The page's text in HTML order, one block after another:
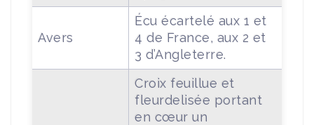
Avers
Écu écartelé aux 1 et
4 de France, aux 2 et
3 d’Angleterre.
Croix feuillue et
fleurdelisée portant
en cœur un